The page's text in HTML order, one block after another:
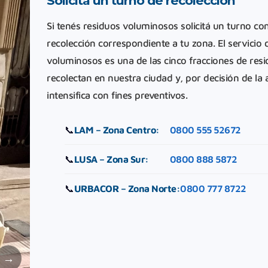
→
Si tenés residuos voluminosos solicitá un turno
recolección correspondiente a tu zona. El servicio
voluminosos es una de las cinco fracciones de
recolectan en nuestra ciudad y, por decisión de la
intensifica con fines preventivos.
📞 LAM – Zona Centro: 0800 555 52672
📞 LUSA – Zona Sur: 0800 888 5872
📞 URBACOR – Zona Norte:0800 777 8722